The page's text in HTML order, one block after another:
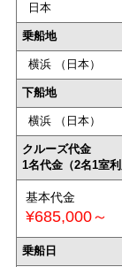
日本
乗船地
横浜 （日本）
下船地
横浜 （日本）
クルーズ代金
1名代金（2名1室利
基本代金
¥685,000～
乗船日